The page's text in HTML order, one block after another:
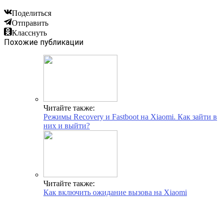
Поделиться
Отправить
Класснуть
Похожие публикации
Читайте также:
Режимы Recovery и Fastboot на Xiaomi. Как зайти в
них и выйти?
Читайте также:
Как включить ожидание вызова на Xiaomi